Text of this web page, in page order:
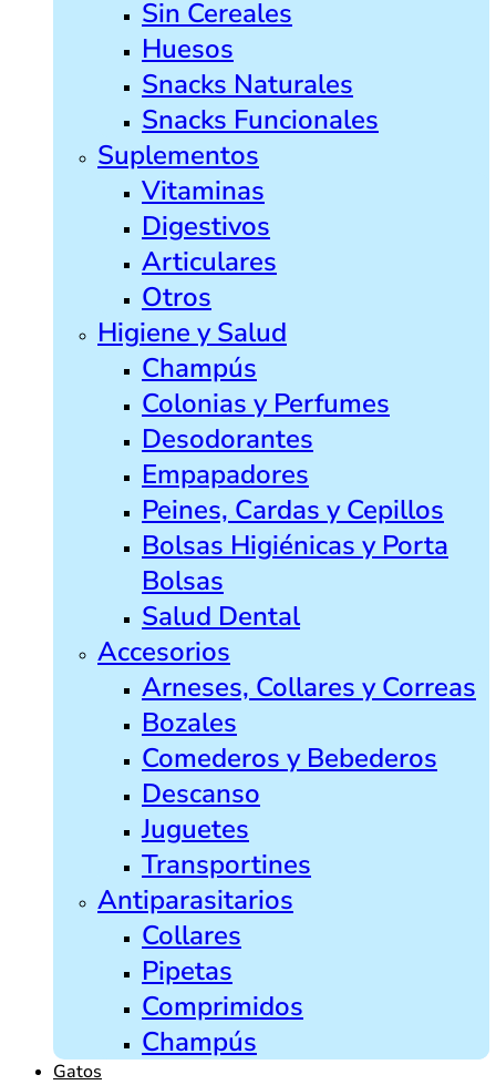
Sin Cereales
Huesos
Snacks Naturales
Snacks Funcionales
Suplementos
Vitaminas
Digestivos
Articulares
Otros
Higiene y Salud
Champús
Colonias y Perfumes
Desodorantes
Empapadores
Peines, Cardas y Cepillos
Bolsas Higiénicas y Porta
Bolsas
Salud Dental
Accesorios
Arneses, Collares y Correas
Bozales
Comederos y Bebederos
Descanso
Juguetes
Transportines
Antiparasitarios
Collares
Pipetas
Comprimidos
Champús
Gatos